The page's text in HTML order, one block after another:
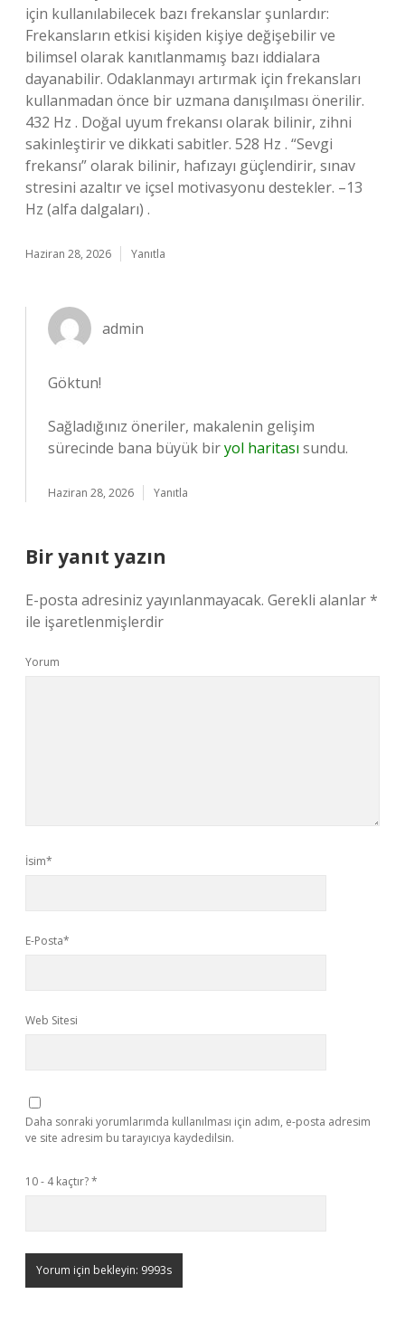
için kullanılabilecek bazı frekanslar şunlardır:
Frekansların etkisi kişiden kişiye değişebilir ve
bilimsel olarak kanıtlanmamış bazı iddialara
dayanabilir. Odaklanmayı artırmak için frekansları
kullanmadan önce bir uzmana danışılması önerilir.
432 Hz . Doğal uyum frekansı olarak bilinir, zihni
sakinleştirir ve dikkati sabitler. 528 Hz . “Sevgi
frekansı” olarak bilinir, hafızayı güçlendirir, sınav
stresini azaltır ve içsel motivasyonu destekler. –13
Hz (alfa dalgaları) .
Haziran 28, 2026 Yanıtla
admin
Göktun!
Sağladığınız öneriler, makalenin gelişim
sürecinde bana büyük biryol haritası sundu.
Haziran 28, 2026 Yanıtla
Bir yanıt yazın
E-posta adresiniz yayınlanmayacak. Gerekli alanlar*
ile işaretlenmişlerdir
Yorum
İsim*
E-Posta*
Web Sitesi
Daha sonraki yorumlarımda kullanılması için adım, e-posta adresim
ve site adresim bu tarayıcıya kaydedilsin.
10 - 4 kaçtır?*